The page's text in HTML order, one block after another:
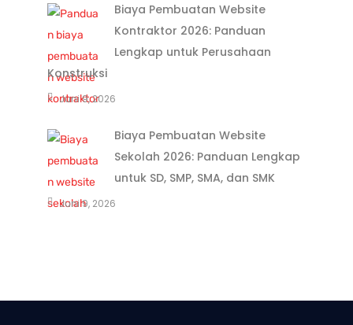
Biaya Pembuatan Website
Kontraktor 2026: Panduan
Lengkap untuk Perusahaan
Konstruksi
Juni 9, 2026
Biaya Pembuatan Website
Sekolah 2026: Panduan Lengkap
untuk SD, SMP, SMA, dan SMK
Juni 9, 2026